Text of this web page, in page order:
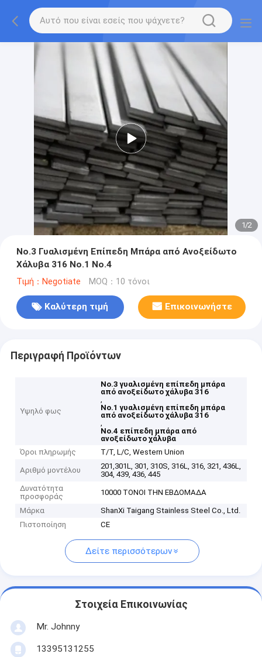
1/2
Νο.3 Γυαλισμένη Επίπεδη Μπάρα από Ανοξείδωτο
Χάλυβα 316 Νο.1 Νο.4
Τιμή：Negotiate MOQ：10 τόνοι
Καλύτερη τιμή Επικοινωνήστε
Περιγραφή Προϊόντων
Υψηλό φως
Νο.3 γυαλισμένη επίπεδη μπάρα
από ανοξείδωτο χάλυβα 316
,
Νο.1 γυαλισμένη επίπεδη μπάρα
από ανοξείδωτο χάλυβα 316
,
Νο.4 επίπεδη μπάρα από
ανοξείδωτο χάλυβα
Όροι πληρωμής
T/T, L/C, Western Union
Αριθμό μοντέλου
201,301L, 301, 310S, 316L, 316, 321, 436L,
304, 439, 436, 445
Δυνατότητα
προσφοράς
10000 ΤΟΝΟΙ ΤΗΝ ΕΒΔΟΜΑΔΑ
Μάρκα
ShanXi Taigang Stainless Steel Co., Ltd.
Πιστοποίηση
CE
Δείτε περισσότερων
Στοιχεία Επικοινωνίας
Mr. Johnny
13395131255